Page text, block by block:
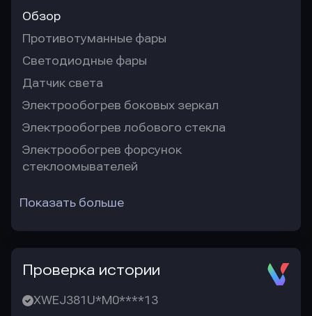
Обзор
Противотуманные фары
Светодиодные фары
Датчик света
Электрообогрев боковых зеркал
Электрообогрев лобового стекла
Электрообогрев форсунок
стеклоомывателей
Показать больше
Проверка истории
XWEJ381U*M0****13